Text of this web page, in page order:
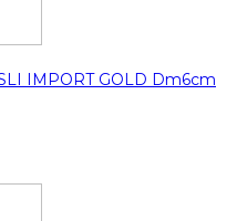
IMPORT GOLD Dm6cm